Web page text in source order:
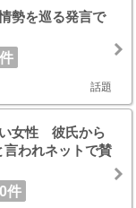
勢を巡る発言で
話題
女性 彼氏から
言われネットで賛
件